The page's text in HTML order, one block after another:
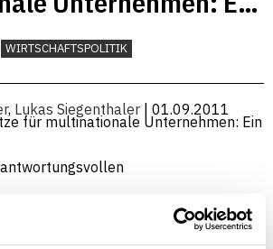
zur
WIRTSCHAFTSPOLITIK
, Lukas Siegenthaler | 01.09.2011